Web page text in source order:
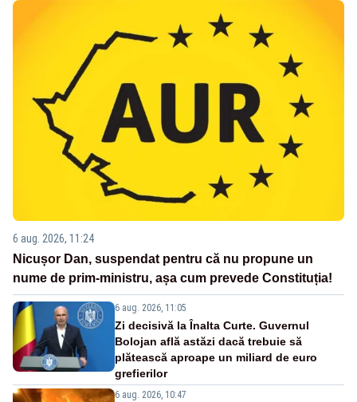
6 aug. 2026, 11:24
Nicușor Dan, suspendat pentru că nu propune un
nume de prim-ministru, așa cum prevede Constituția!
6 aug. 2026, 11:05
Zi decisivă la Înalta Curte. Guvernul
Bolojan află astăzi dacă trebuie să
plătească aproape un miliard de euro
grefierilor
6 aug. 2026, 10:47